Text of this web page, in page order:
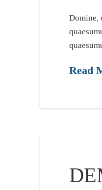
Domine,
Read